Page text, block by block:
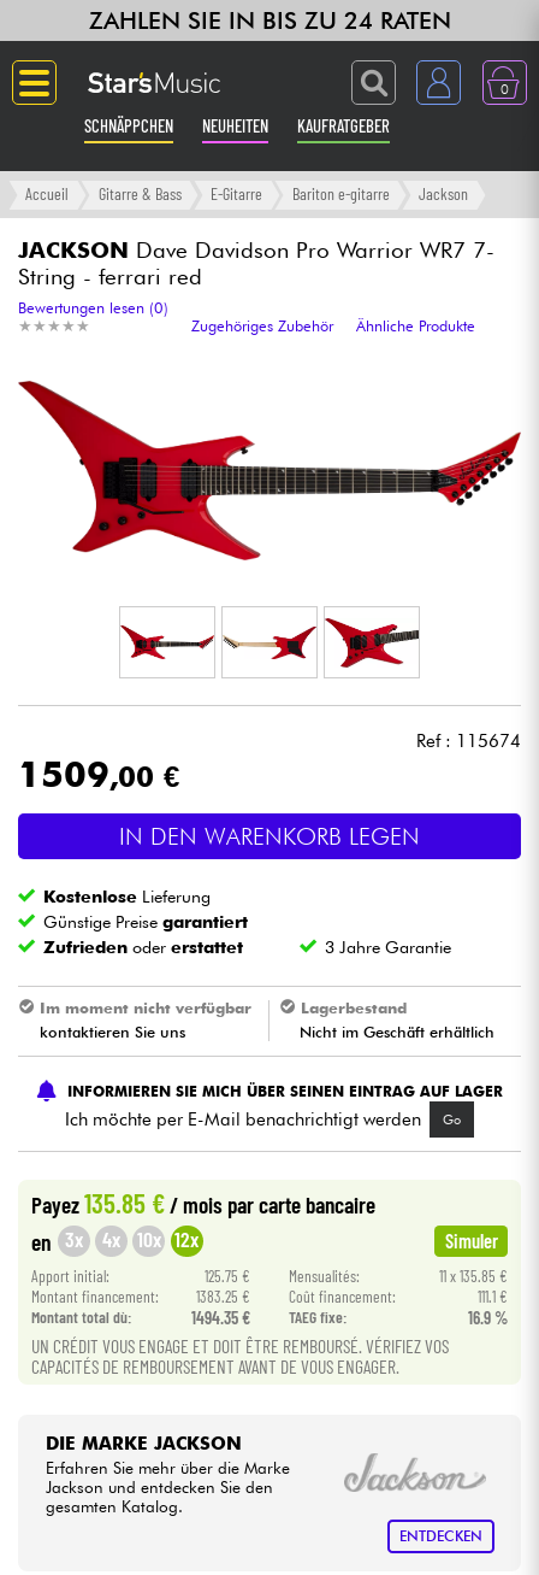
ZAHLEN SIE IN BIS ZU 24 RATEN
0
SCHNÄPPCHEN NEUHEITEN KAUFRATGEBER
Langue
Gitarre & Bass
Verstärker & Effekte
Synths & samplers
Studio
Mikros
Licht
Blasinstrumente
Violinen & Quartett
HiFi
Bundle
Sehen Sie sich unsere Marken an
Accueil Gitarre & Bass E-Gitarre Bariton e-gitarre Jackson
JACKSON Dave Davidson Pro Warrior WR7 7-
String - ferrari red
★ ★ ★ ★ ★
★ ★ ★ ★ ★
Bewertungen lesen (0)
Zugehöriges Zubehör
Ähnliche Produkte
Ref : 115674
1509,00 €
IN DEN WARENKORB LEGEN
Kostenlose Lieferung
Günstige Preisegarantiert
Zufrieden odererstattet 3 Jahre Garantie
Im moment nicht verfügbar
kontaktieren Sie uns
Lagerbestand
Nicht im Geschäft erhältlich
INFORMIEREN SIE MICH ÜBER SEINEN EINTRAG AUF LAGER
Ich möchte per E-Mail benachrichtigt werden Go
Payez135.85 €/ mois par carte bancaire
en 3x 4x 10x 12x Simuler
Apport initial: 125.75 € Mensualités:
11 x 135.85 €
Montant financement:
1383.25 € Coût financement:
111.1 €
Montant total dù:
1494.35 € TAEG fixe: 16.9 %
UN CRÉDIT VOUS ENGAGE ET DOIT ÊTRE REMBOURSÉ. VÉRIFIEZ VOS
CAPACITÉS DE REMBOURSEMENT AVANT DE VOUS ENGAGER.
DIE MARKE JACKSON
Erfahren Sie mehr über die Marke
Jackson und entdecken Sie den
gesamten Katalog.
ENTDECKEN